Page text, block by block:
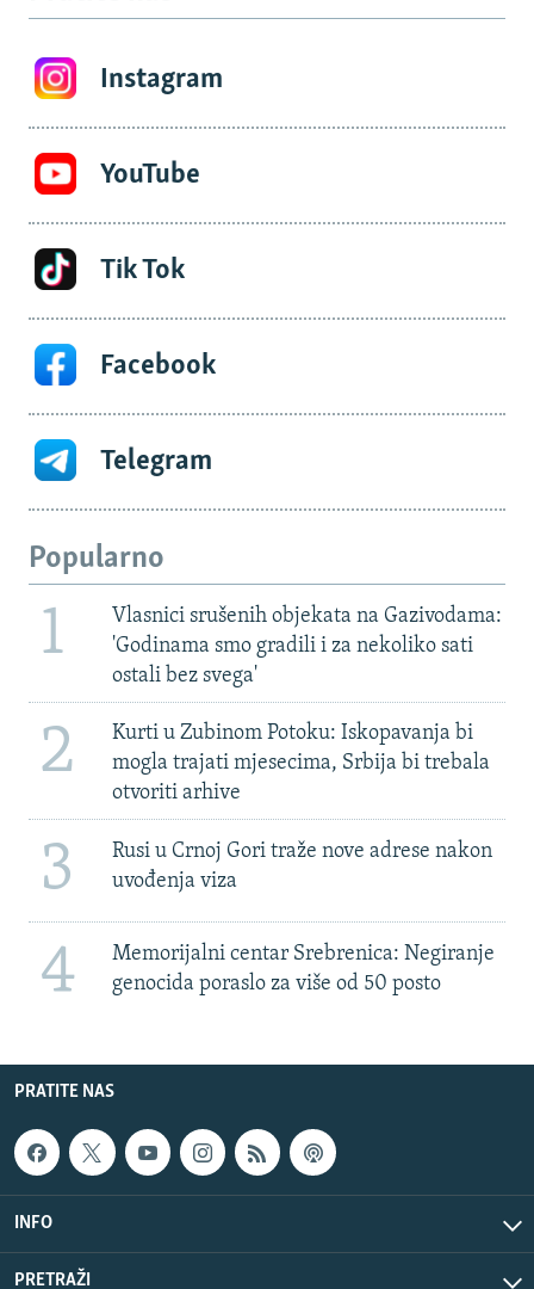
Instagram
YouTube
Tik Tok
Facebook
Telegram
Popularno
1
Vlasnici srušenih objekata na Gazivodama:
'Godinama smo gradili i za nekoliko sati
ostali bez svega'
2
Kurti u Zubinom Potoku: Iskopavanja bi
mogla trajati mjesecima, Srbija bi trebala
otvoriti arhive
3
Rusi u Crnoj Gori traže nove adrese nakon
uvođenja viza
4
Memorijalni centar Srebrenica: Negiranje
genocida poraslo za više od 50 posto
PRATITE NAS
INFO
PRETRAŽI